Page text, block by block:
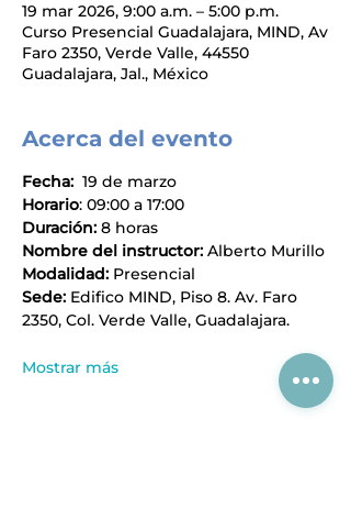
19 mar 2026, 9:00 a.m. – 5:00 p.m.
Curso Presencial Guadalajara, MIND, Av
Faro 2350, Verde Valle, 44550
Guadalajara, Jal., México
Acerca del evento
Fecha: 19 de marzo
Horario: 09:00 a 17:00
Duración: 8 horas
Nombre del instructor: Alberto Murillo
Modalidad: Presencial
Sede: Edifico MIND, Piso 8. Av. Faro
2350, Col. Verde Valle, Guadalajara.
Mostrar más